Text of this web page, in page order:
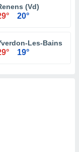
(Vd)
20°
Les-Bains
19°